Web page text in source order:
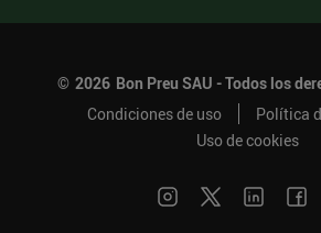
© 2026 Bon Preu SAU - Todos los
Condiciones de uso
Política
Uso de cookies